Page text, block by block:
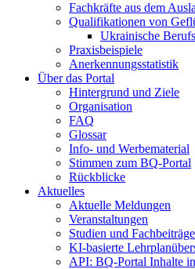
Fachkräfte aus dem
Qualifikationen von
Ukrainische
Praxisbeispiele
Anerkennungsstatistik
Über das Portal
Hintergrund und Ziele
Organisation
FAQ
Glossar
Info- und Werbematerial
Stimmen zum BQ-Portal
Rückblicke
Aktuelles
Aktuelle Meldungen
Veranstaltungen
Studien und Fachbeiträge
KI-basierte
API: BQ-Portal Inhalte